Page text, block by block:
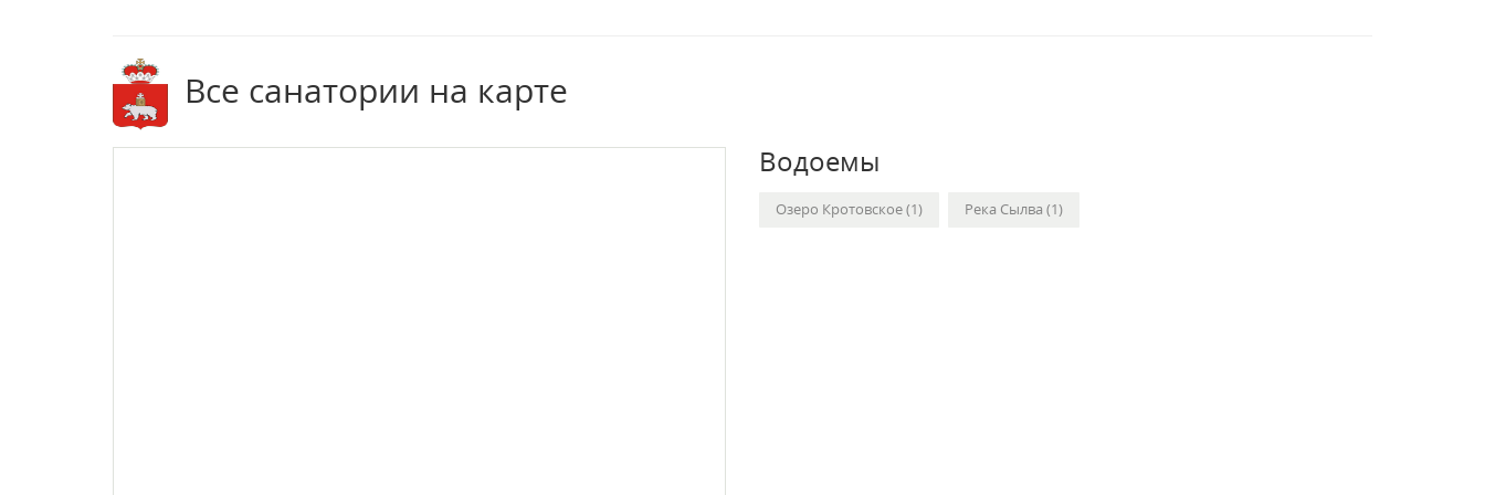
Все санатории на карте
Водоемы
Озеро Кротовское (1) Река Сылва (1)